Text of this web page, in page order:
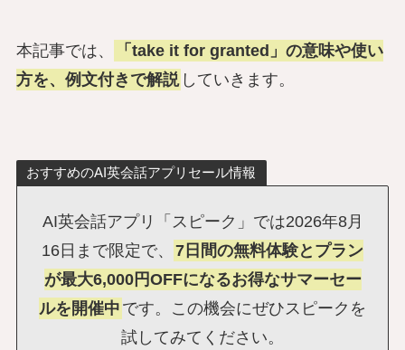
本記事では、
「take it for granted」の意味や使い
方を、例文付きで解説 していきます。
おすすめのAI英会話アプリセール情報
AI英会話アプリ「スピーク」では2026年8月
16日まで限定で、 7日間の無料体験とプラン
が最大6,000円OFFになるお得なサマーセー
ルを開催中 です。この機会にぜひスピークを
試してみてください。